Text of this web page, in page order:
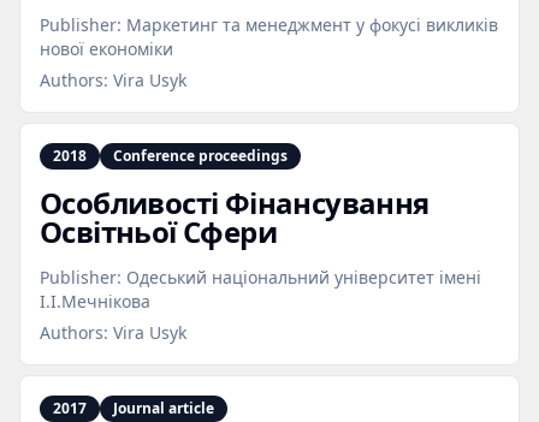
Publisher: Маркетинг та менеджмент у фокусі викликів
нової економіки
Authors: Vira Usyk
2018 Conference proceedings
Особливості Фінансування
Освітньої Сфери
Publisher: Одеський національний університет імені
І.І.Мечнікова
Authors: Vira Usyk
2017 Journal article